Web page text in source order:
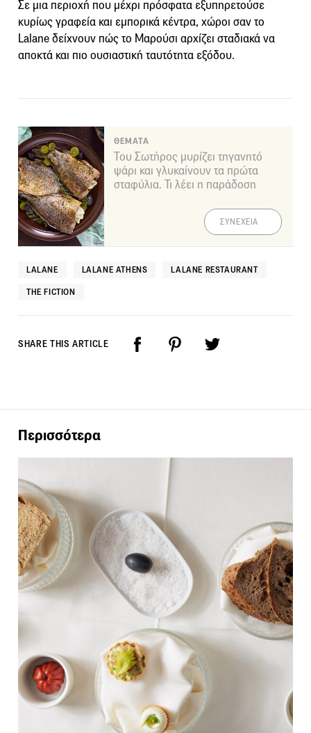
Σε μια περιοχή που μέχρι πρόσφατα εξυπηρετούσε
κυρίως γραφεία και εμπορικά κέντρα, χώροι σαν το
Lalane δείχνουν πώς το Μαρούσι αρχίζει σταδιακά να
αποκτά και πιο ουσιαστική ταυτότητα εξόδου.
ΘΕΜΑΤΑ
Του Σωτήρος μυρίζει τηγανητό
ψάρι και γλυκαίνουν τα πρώτα
σταφύλια. Τι λέει η παράδοση
ΣΥΝΕΧΕΙΑ
LALANE LALANE ATHENS LALANE RESTAURANT
THE FICTION
SHARE THIS ARTICLE
Περισσότερα